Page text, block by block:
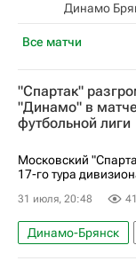
Все матчи
Динамо
"Спартак"
"Динамо" в
футбольной лиги
Московский
17-го тура
31 июля, 20:48
Динамо-Брянск
Санкт-Петербург